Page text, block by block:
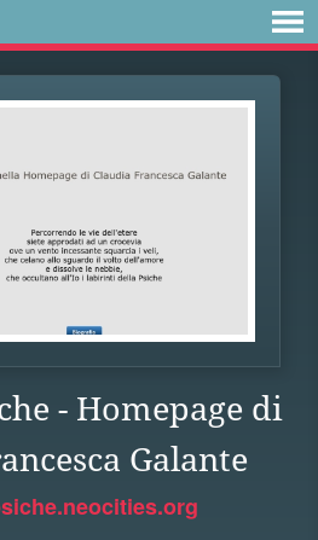
- Homepage di
Galante